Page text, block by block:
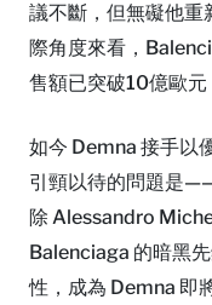
議不斷，但無礙他重
際角度來看，
售額已突破10億歐元
如今 Demna 接手以
引頸以待的問題是
除 Alessandro
Balenciaga 的暗黑
性，成為 Demna 即